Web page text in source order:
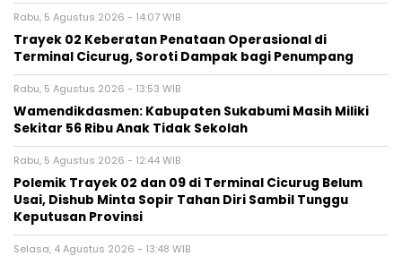
Rabu, 5 Agustus 2026 - 14:07 WIB
‎Trayek 02 Keberatan Penataan Operasional di
Terminal Cicurug, Soroti Dampak bagi Penumpang
Rabu, 5 Agustus 2026 - 13:53 WIB
Wamendikdasmen: Kabupaten Sukabumi Masih Miliki
Sekitar 56 Ribu Anak Tidak Sekolah
Rabu, 5 Agustus 2026 - 12:44 WIB
Polemik Trayek 02 dan 09 di Terminal Cicurug Belum
Usai, Dishub Minta Sopir Tahan Diri Sambil Tunggu
Keputusan Provinsi
Selasa, 4 Agustus 2026 - 13:48 WIB